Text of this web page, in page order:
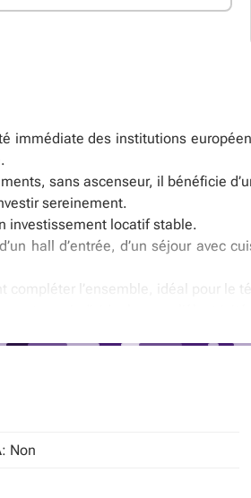
immédiate des institutions
sans ascenseur, il bénéficie
sereinement.
investissement locatif stable.
hall d’entrée, d’un séjour avec
compléter l’ensemble, idéal pour le
de l’immeuble — contactez-nous
: Non